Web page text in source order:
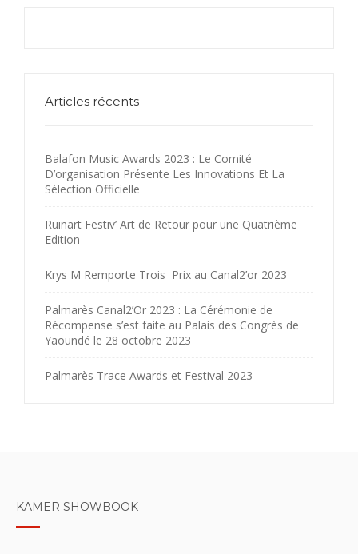
Articles récents
Balafon Music Awards 2023 : Le Comité
D’organisation Présente Les Innovations Et La
Sélection Officielle
Ruinart Festiv’ Art de Retour pour une Quatrième
Edition
Krys M Remporte Trois Prix au Canal2’or 2023
Palmarès Canal2’Or 2023 : La Cérémonie de
Récompense s’est faite au Palais des Congrès de
Yaoundé le 28 octobre 2023
Palmarès Trace Awards et Festival 2023
KAMER SHOWBOOK